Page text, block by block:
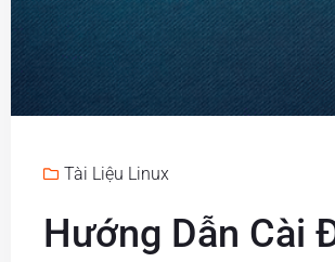
Tài Liệu Linux
Hướng Dẫn Cài